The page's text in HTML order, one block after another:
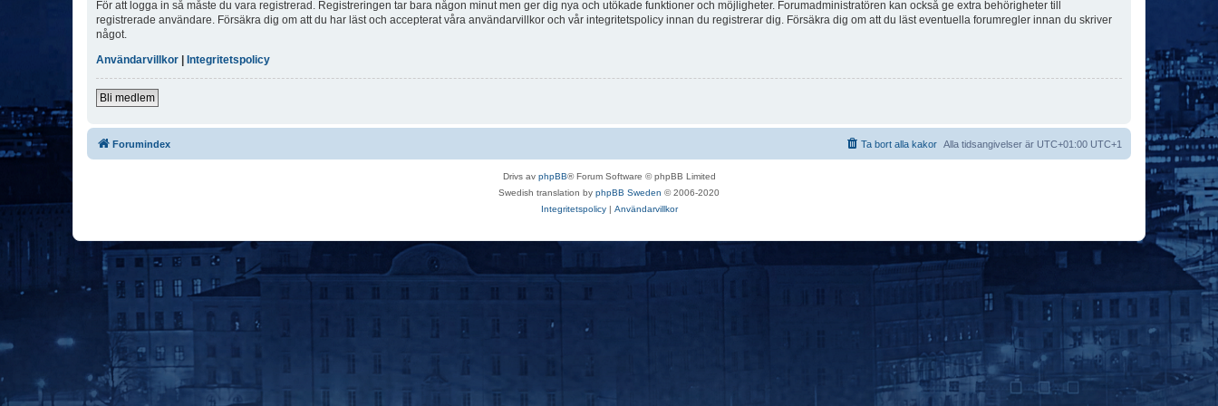
För att logga in så måste du vara registrerad. Registreringen tar bara någon minut men ger dig nya och utökade funktioner och möjligheter. Forumadministratören kan också ge extra behörigheter till
registrerade användare. Försäkra dig om att du har läst och accepterat våra användarvillkor och vår integritetspolicy innan du registrerar dig. Försäkra dig om att du läst eventuella forumregler innan du skriver
något.
Användarvillkor | Integritetspolicy
Bli medlem
Forumindex Alla tidsangivelser är UTC+01:00 UTC+1
Ta bort alla kakor
Drivs av phpBB® Forum Software © phpBB Limited
Swedish translation by phpBB Sweden © 2006-2020
Integritetspolicy| Användarvillkor